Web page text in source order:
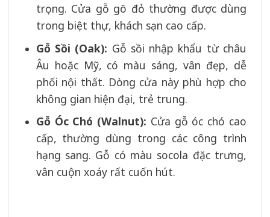
trọng. Cửa gỗ gõ đỏ thường được dùng
trong biệt thự, khách sạn cao cấp.
Gỗ Sồi (Oak): Gỗ sồi nhập khẩu từ châu
Âu hoặc Mỹ, có màu sáng, vân đẹp, dễ
phối nội thất. Dòng cửa này phù hợp cho
không gian hiện đại, trẻ trung.
Gỗ Óc Chó (Walnut): Cửa gỗ óc chó cao
cấp, thường dùng trong các công trình
hạng sang. Gỗ có màu socola đặc trưng,
vân cuộn xoáy rất cuốn hút.